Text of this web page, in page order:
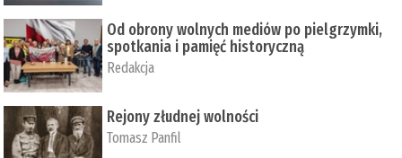
Od obrony wolnych mediów po pielgrzymki,
spotkania i pamięć historyczną
Redakcja
Rejony złudnej wolności
Tomasz Panfil